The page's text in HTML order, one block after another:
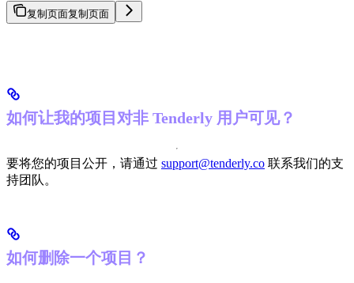
复制页面复制页面
如何让我的项目对非 Tenderly 用户可见？
要将您的项目公开，请通过 support@tenderly.co 联系我们的支
持团队。
如何删除一个项目？